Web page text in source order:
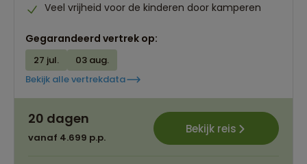
Veel vrijheid voor de kinderen door kamperen
Gegarandeerd vertrek op:
27 jul.
03 aug.
Bekijk alle vertrekdata
20 dagen
vanaf 4.699 p.p.
Bekijk reis